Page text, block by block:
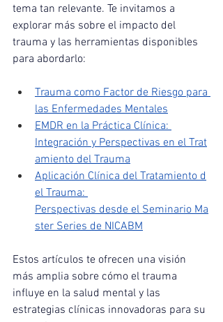
tema tan relevante. Te invitamos a
explorar más sobre el impacto del
trauma y las herramientas disponibles
para abordarlo:
Trauma como Factor de Riesgo para
las Enfermedades Mentales
EMDR en la Práctica Clínica:
Integración y Perspectivas en el Trat
amiento del Trauma
Aplicación Clínica del Tratamiento d
el Trauma:
Perspectivas desde el Seminario Ma
ster Series de NICABM
Estos artículos te ofrecen una visión
más amplia sobre cómo el trauma
influye en la salud mental y las
estrategias clínicas innovadoras para su